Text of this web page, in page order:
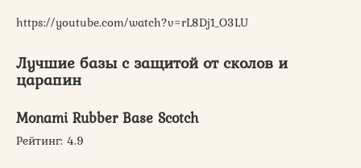
https://youtube.com/watch?v=rL8Dj1_O3LU
Лучшие базы с защитой от сколов и
царапин
Monami Rubber Base Scotch
Рейтинг: 4.9